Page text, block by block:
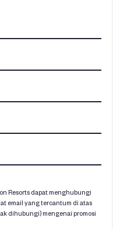
Resorts dapat menghubungi
email yang tercantum di atas
dihubungi) mengenai promosi